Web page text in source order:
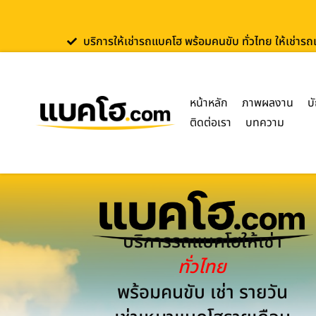
บริการให้เช่ารถแบคโฮ พร้อมคนขับ ทั่วไทย ให้เช่า
หน้าหลัก ภาพผลงาน
ติดต่อเรา
บทความ
บริการรถแบคโฮให้เช่า
ทั่วไทย
พร้อมคนขับ เช่า รายวัน